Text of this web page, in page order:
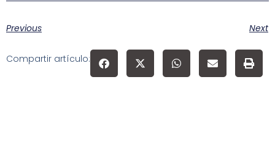
Previous Next
Compartir artículo: